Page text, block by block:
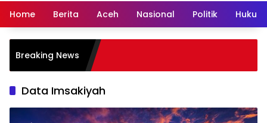
Home Berita Aceh Nasional Politik
Breaking News
Data Imsakiyah